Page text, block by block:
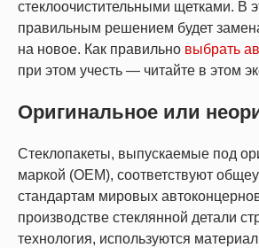
стеклоочистительными щетками. В
правильным решением будет
на новое. Как правильно выбрать
при этом учесть — читайте в этом
Оригинальное или
Стеклопакеты, выпускаемые под
маркой (OEM), соответствуют
стандартам мировых
производстве стеклянной детали
технология, используются